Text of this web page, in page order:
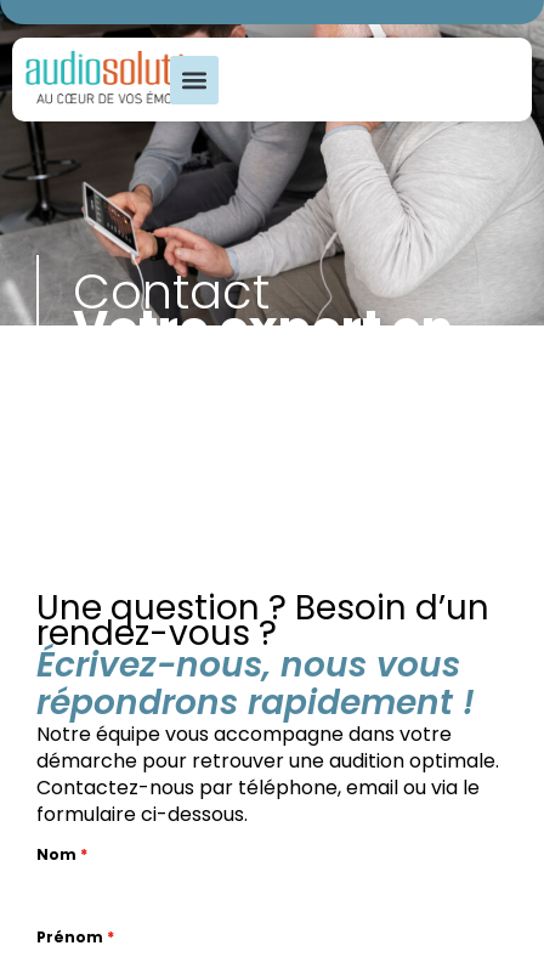
Contact
Votre expert en
Une question ? Besoin d’un
rendez-vous ?
Écrivez-nous, nous vous
répondrons rapidement !
Notre équipe vous accompagne dans votre
démarche pour retrouver une audition optimale.
Contactez-nous par téléphone, email ou via le
formulaire ci-dessous.
Nom *
Prénom *